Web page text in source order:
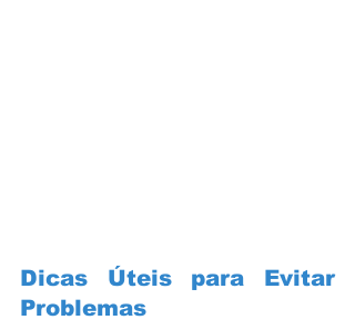
Dicas Úteis para Evitar
Problemas